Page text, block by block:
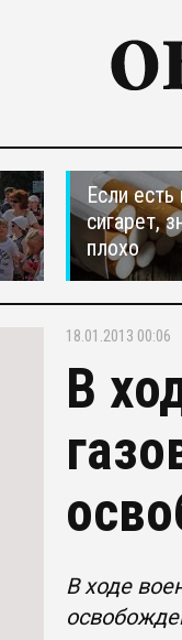
Если
сигарет,
плохо
18.01.2013 00:06
В
В ходе